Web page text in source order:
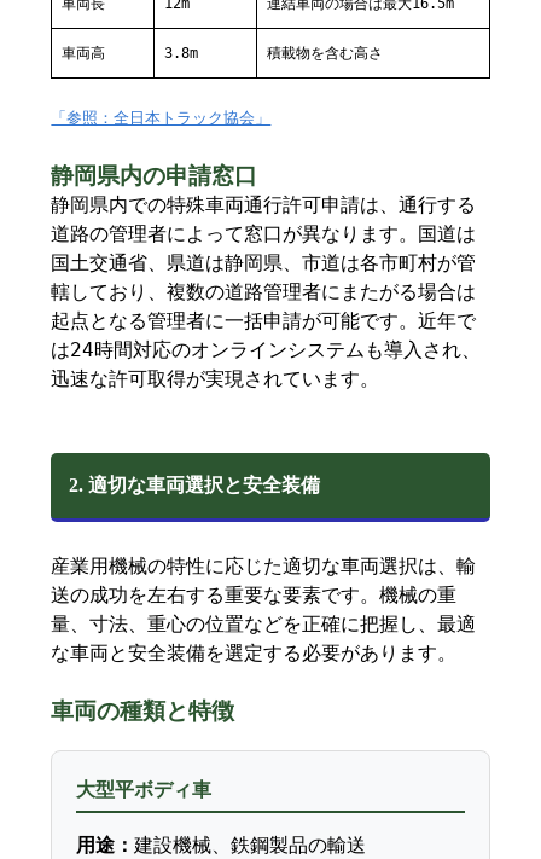
車両長 12m 連結車両の場合は最大16.5m
車両高 3.8m 積載物を含む高さ
「参照：全日本トラック協会」
静岡県内の申請窓口
静岡県内での特殊車両通行許可申請は、通行する
道路の管理者によって窓口が異なります。国道は
国土交通省、県道は静岡県、市道は各市町村が管
轄しており、複数の道路管理者にまたがる場合は
起点となる管理者に一括申請が可能です。近年で
は24時間対応のオンラインシステムも導入され、
迅速な許可取得が実現されています。
2. 適切な車両選択と安全装備
産業用機械の特性に応じた適切な車両選択は、輸
送の成功を左右する重要な要素です。機械の重
量、寸法、重心の位置などを正確に把握し、最適
な車両と安全装備を選定する必要があります。
車両の種類と特徴
大型平ボディ車
用途：建設機械、鉄鋼製品の輸送